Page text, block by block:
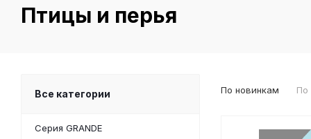
Птицы и перья
По новинкам По
Все категории
Серия GRANDE